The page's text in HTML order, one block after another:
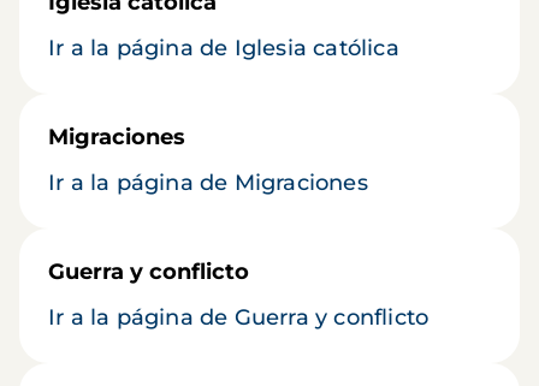
Ir a la página de Iglesia católica
Migraciones
Ir a la página de Migraciones
Guerra y conflicto
Ir a la página de Guerra y conflicto